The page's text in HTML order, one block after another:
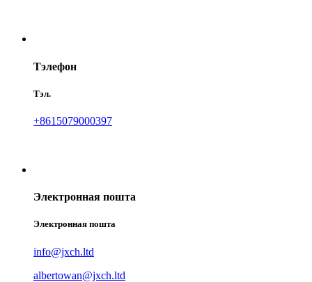
Тэлефон
Тэл.
+8615079000397
Электронная пошта
Электронная пошта
info@jxch.ltd
albertowan@jxch.ltd